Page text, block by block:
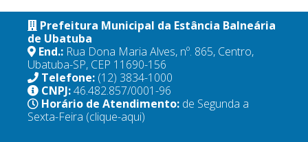
Prefeitura Municipal da Estância Balneária
de Ubatuba
End.: Rua Dona Maria Alves, nº. 865, Centro,
Ubatuba-SP, CEP 11690-156
Telefone: (12) 3834-1000
CNPJ:46.482.857/0001-96
Horário de Atendimento: de Segunda a
Sexta-Feira (clique-aqui)